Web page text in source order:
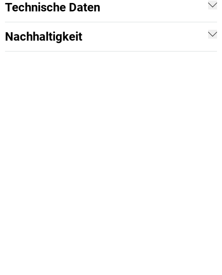
Technische Daten
Nachhaltigkeit